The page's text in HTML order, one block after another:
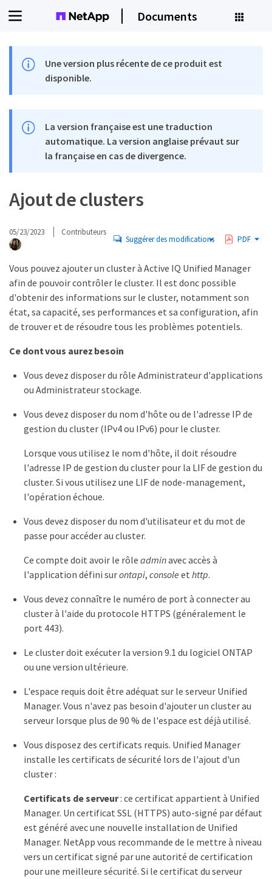
Documents
Une version plus récente de ce produit est
disponible.
La version française est une traduction
automatique. La version anglaise prévaut sur
la française en cas de divergence.
Ajout de clusters
05/23/2023 Contributeurs
Suggérer des modifications PDF
Vous pouvez ajouter un cluster à Active IQ Unified Manager
afin de pouvoir contrôler le cluster. Il est donc possible
d'obtenir des informations sur le cluster, notamment son
état, sa capacité, ses performances et sa configuration, afin
de trouver et de résoudre tous les problèmes potentiels.
Ce dont vous aurez besoin
Vous devez disposer du rôle Administrateur d'applications
ou Administrateur stockage.
Vous devez disposer du nom d'hôte ou de l'adresse IP de
gestion du cluster (IPv4 ou IPv6) pour le cluster.
Lorsque vous utilisez le nom d'hôte, il doit résoudre
l'adresse IP de gestion du cluster pour la LIF de gestion du
cluster. Si vous utilisez une LIF de node-management,
l'opération échoue.
Vous devez disposer du nom d'utilisateur et du mot de
passe pour accéder au cluster.
Ce compte doit avoir le rôle adminavec accès à
l'application défini surontapi, console et http.
Vous devez connaître le numéro de port à connecter au
cluster à l'aide du protocole HTTPS (généralement le
port 443).
Le cluster doit exécuter la version 9.1 du logiciel ONTAP
ou une version ultérieure.
L'espace requis doit être adéquat sur le serveur Unified
Manager. Vous n'avez pas besoin d'ajouter un cluster au
serveur lorsque plus de 90 % de l'espace est déjà utilisé.
Vous disposez des certificats requis. Unified Manager
installe les certificats de sécurité lors de l'ajout d'un
cluster :
Certificats de serveur: ce certificat appartient à Unified
Manager. Un certificat SSL (HTTPS) auto-signé par défaut
est généré avec une nouvelle installation de Unified
Manager. NetApp vous recommande de le mettre à niveau
vers un certificat signé par une autorité de certification
pour une meilleure sécurité. Si le certificat du serveur